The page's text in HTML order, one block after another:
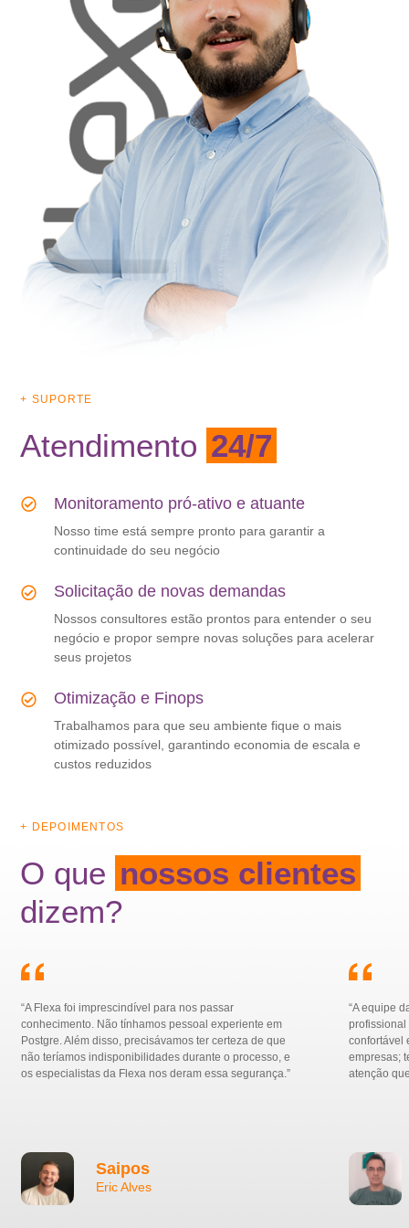
+ SUPORTE
Atendimento 24/7
Monitoramento pró-ativo e atuante
Nosso time está sempre pronto para garantir a
continuidade do seu negócio
Solicitação de novas demandas
Nossos consultores estão prontos para entender o seu
negócio e propor sempre novas soluções para acelerar
seus projetos
Otimização e Finops
Trabalhamos para que seu ambiente fique o mais
otimizado possível, garantindo economia de escala e
custos reduzidos
+ DEPOIMENTOS
O que nossos clientes
dizem?
“A Flexa foi imprescindível para nos passar
conhecimento. Não tínhamos pessoal experiente em
Postgre. Além disso, precisávamos ter certeza de que
não teríamos indisponibilidades durante o processo, e
os especialistas da Flexa nos deram essa segurança.”
Saipos
Eric Alves
“A equipe
profissional
confortável
empresas;
atenção